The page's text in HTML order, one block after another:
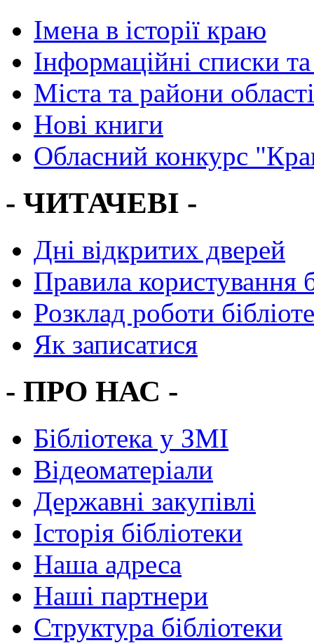
Імена в історії краю
Інформаційні списки
Міста та райони області
Нові книги
Обласний конкурс
- ЧИТАЧЕВІ -
Дні відкритих дверей
Правила користування
Розклад роботи
Як записатися
- ПРО НАС -
Бібліотека у ЗМІ
Відеоматеріали
Державні закупівлі
Історія бібліотеки
Наша адреса
Наші партнери
Структура бібліотеки